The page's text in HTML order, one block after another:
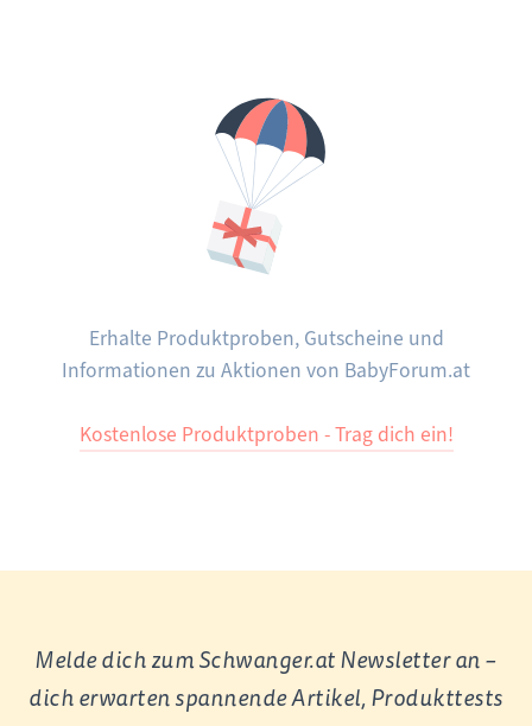
Erhalte Produktproben, Gutscheine und
Informationen zu Aktionen von BabyForum.at
Kostenlose Produktproben - Trag dich ein!
Melde dich zum Schwanger.at Newsletter an –
dich erwarten spannende Artikel, Produkttests